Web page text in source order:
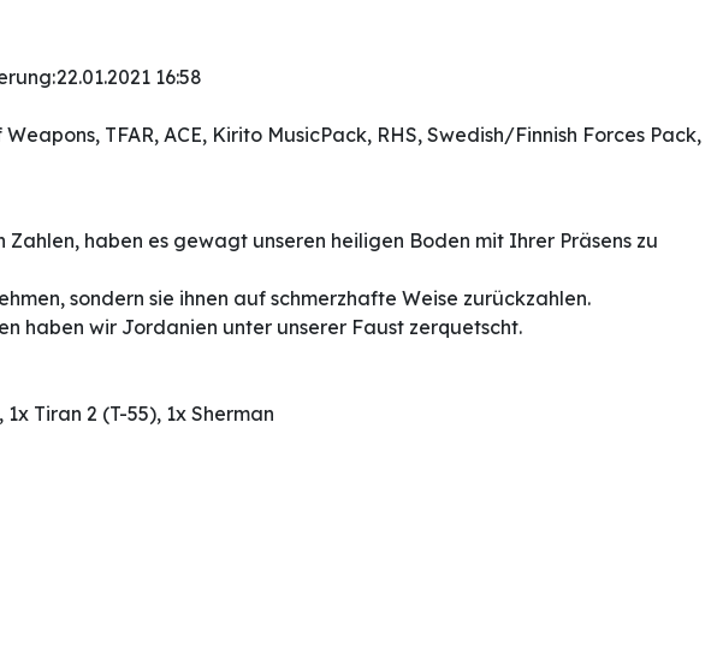
22.01.2021 16:58
TFAR, ACE, Kirito MusicPack, RHS, Swedish/Finnish Forces Pack,
haben es gewagt unseren heiligen Boden mit Ihrer Präsens zu
sondern sie ihnen auf schmerzhafte Weise zurückzahlen.
haben wir Jordanien unter unserer Faust zerquetscht.
Tiran 2 (T-55), 1x Sherman